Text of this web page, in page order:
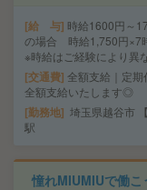
給 与 時給1600円～
の場合 時給1,750円×7
※時給はご経験により異
交通費 全額支給｜定
全額支給いたします◎
勤務地 埼玉県越谷市
駅
憧れMIUMIUで働